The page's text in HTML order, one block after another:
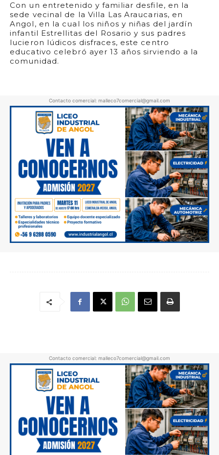
Con un entretenido y familiar desfile, en la
sede vecinal de la Villa Las Araucarias, en
Angol, en la cual los niños y niñas del jardín
infantil Estrellitas del Rosario y sus padres
lucieron lúdicos disfraces, este centro
educativo celebró ayer 13 años sirviendo a la
comunidad.
Contacto comercial: malleco7comercial@gmail.com
Contacto comercial: malleco7comercial@gmail.com